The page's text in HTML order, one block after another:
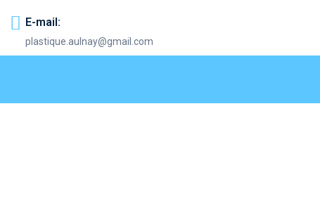
E-mail:
plastique.aulnay@gmail.com